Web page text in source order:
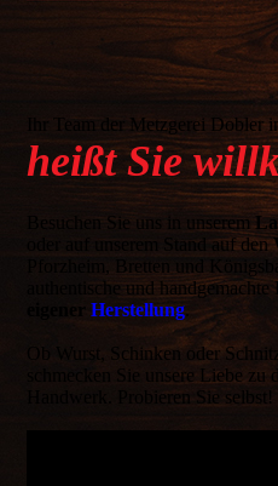
Ihr Team der Metzgerei
heißt Sie
Besuchen Sie uns in unserem
oder auf unserem Stand auf den
Pforzheim, Bretten und
authentische und
eigenerHerstellung.
Ob Wurst, Schinken oder
schmecken Sie unsere Liebe
Handwerk. Probieren Sie selbst!